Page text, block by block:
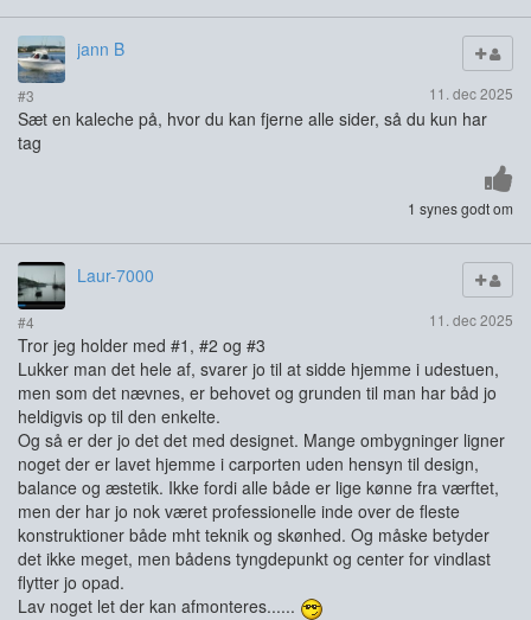
jann B
#3 11. dec 2025
Sæt en kaleche på, hvor du kan fjerne alle sider, så du kun har
tag
1 synes godt om
Laur-7000
#4 11. dec 2025
Tror jeg holder med #1, #2 og #3
Lukker man det hele af, svarer jo til at sidde hjemme i udestuen,
men som det nævnes, er behovet og grunden til man har båd jo
heldigvis op til den enkelte.
Og så er der jo det det med designet. Mange ombygninger ligner
noget der er lavet hjemme i carporten uden hensyn til design,
balance og æstetik. Ikke fordi alle både er lige kønne fra værftet,
men der har jo nok været professionelle inde over de fleste
konstruktioner både mht teknik og skønhed. Og måske betyder
det ikke meget, men bådens tyngdepunkt og center for vindlast
flytter jo opad.
Lav noget let der kan afmonteres......